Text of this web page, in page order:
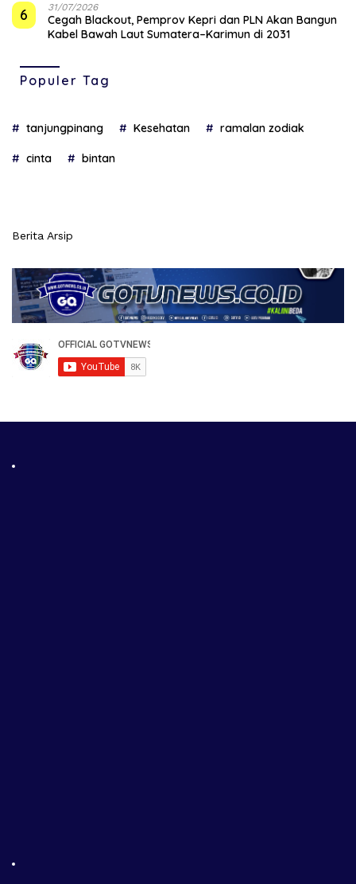
6 31/07/2026
Cegah Blackout, Pemprov Kepri dan PLN Akan Bangun
Kabel Bawah Laut Sumatera–Karimun di 2031
Populer Tag
tanjungpinang Kesehatan ramalan zodiak
cinta bintan
Berita Arsip